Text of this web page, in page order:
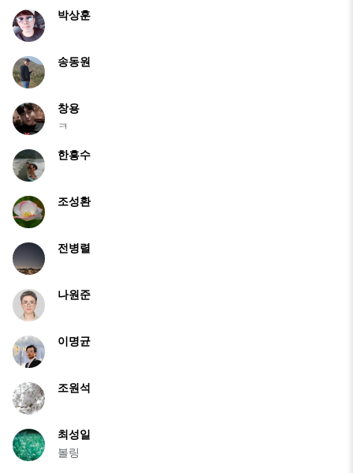
박상훈
송동원
창용
ㅋ
한흥수
조성환
전병렬
나원준
이명균
조원석
최성일
볼링